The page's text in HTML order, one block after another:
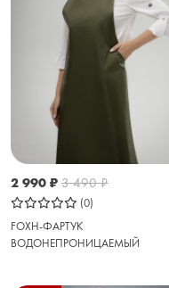
2 990 ₽ 3 490₽
(0)
FOXH-ФАРТУК
ВОДОНЕПРОНИЦАЕМЫЙ